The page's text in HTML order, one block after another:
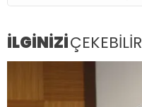
İLGİNİZİÇEKEBİLİR